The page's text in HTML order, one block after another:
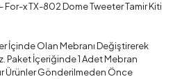
For-x TX-802 Dome Tweeter Tamir Kiti
İçinde Olan Mebranı Değiştirerek
Paket İçeriğinde 1 Adet Mebran
Ürünler Gönderilmeden Önce